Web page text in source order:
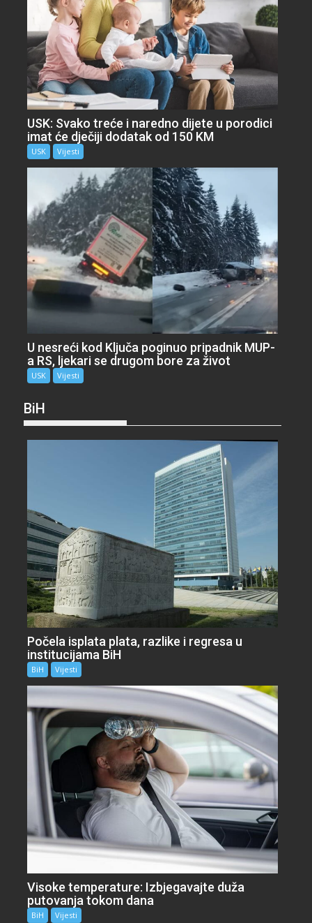
USK: Svako treće i naredno dijete u porodici
imat će dječiji dodatak od 150 KM
USK Vijesti
U nesreći kod Ključa poginuo pripadnik MUP-
a RS, ljekari se drugom bore za život
USK Vijesti
BiH
Počela isplata plata, razlike i regresa u
institucijama BiH
BiH Vijesti
Visoke temperature: Izbjegavajte duža
putovanja tokom dana
BiH Vijesti